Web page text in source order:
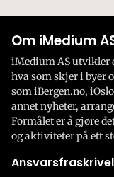
Om iMedium
iMedium AS utvikler
hva som skjer i byer
som iBergen.no,
annet nyheter,
Formålet er å gjøre
og aktiviteter på ett